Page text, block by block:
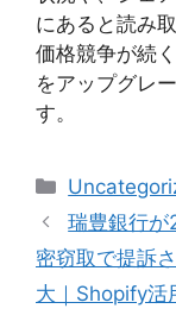
にあると読み
価格競争が続
をアップグレ
す。
Categories
瑞豊銀行
密窃取で提訴
大｜Shopify活